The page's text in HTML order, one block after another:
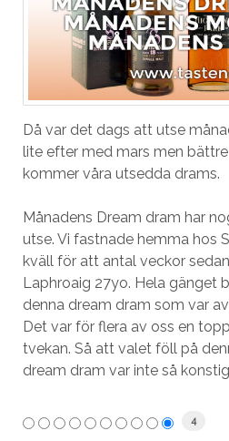
Då var det dags att utse
lite efter med mars men
kommer våra utsedda drams.
Månadens Dream dram har
utse. Vi fastnade hemma hos
kväll för att antal veckor
Laphroaig 27yo. Hela gänget
denna dream dram som var
Det var för flera av oss en
tvekan. Så att valet föll på
dream dram var inte så
4